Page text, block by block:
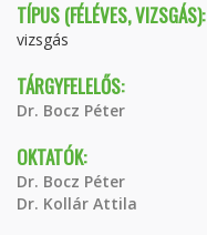
TÍPUS (FÉLÉVES, VIZSGÁS):
vizsgás
TÁRGYFELELŐS:
Dr. Bocz Péter
OKTATÓK:
Dr. Bocz Péter
Dr. Kollár Attila